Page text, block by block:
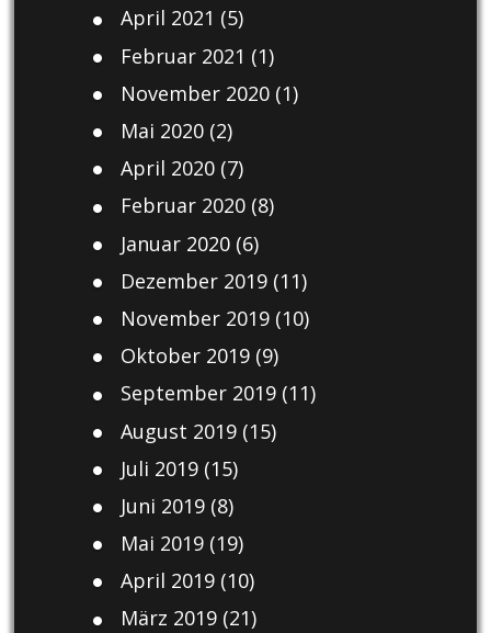
April 2021 (5)
Februar 2021 (1)
November 2020(1)
Mai 2020(2)
April 2020(7)
Februar 2020(8)
Januar 2020(6)
Dezember 2019(11)
November 2019(10)
Oktober 2019(9)
September 2019(11)
August 2019(15)
Juli 2019(15)
Juni 2019(8)
Mai 2019(19)
April 2019(10)
März 2019(21)